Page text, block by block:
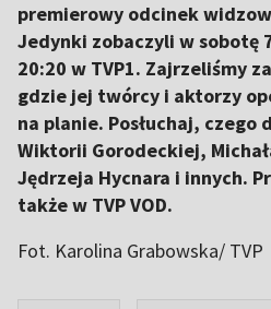
premierowy odcinek
Jedynki zobaczyli w sobotę
20:20 w TVP1. Zajrzeliśmy
gdzie jej twórcy i aktorzy
na planie. Posłuchaj, czego
Wiktorii Gorodeckiej,
Jędrzeja Hycnara i innych.
także w TVP VOD.
Fot. Karolina Grabowska/ TVP